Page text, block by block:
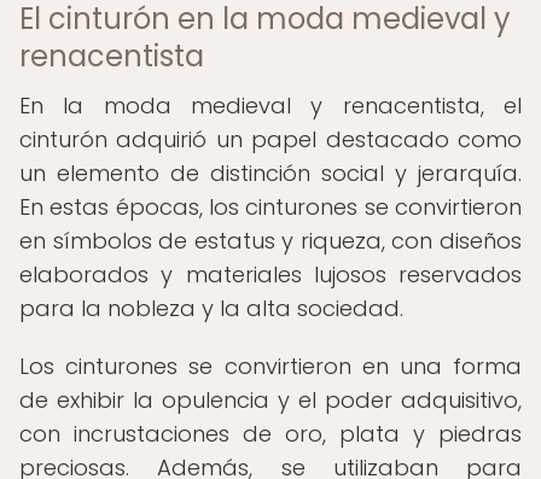
El cinturón en la moda medieval y
renacentista
En la moda medieval y renacentista, el
cinturón adquirió un papel destacado como
un elemento de distinción social y jerarquía.
En estas épocas, los cinturones se convirtieron
en símbolos de estatus y riqueza, con diseños
elaborados y materiales lujosos reservados
para la nobleza y la alta sociedad.
Los cinturones se convirtieron en una forma
de exhibir la opulencia y el poder adquisitivo,
con incrustaciones de oro, plata y piedras
preciosas. Además, se utilizaban para